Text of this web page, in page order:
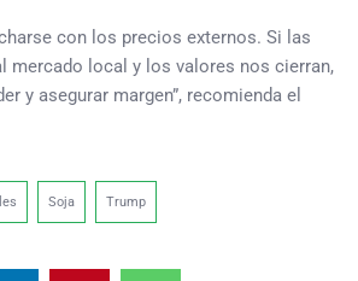
con los precios externos. Si las
mercado local y los valores nos cierran,
y asegurar margen”, recomienda el
Soja Trump